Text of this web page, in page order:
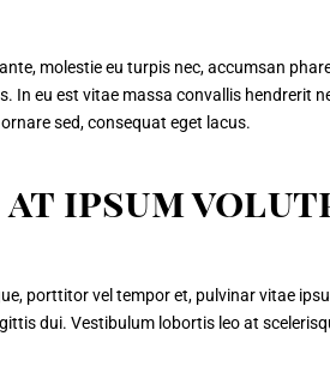
molestie eu turpis nec,accumsan
In eu est vitae massa convallis hendrerit
sed, consequat eget lacus.
at ipsum
porttitor vel tempor et, pulvinar vitae
dui. Vestibulum lobortis leo at